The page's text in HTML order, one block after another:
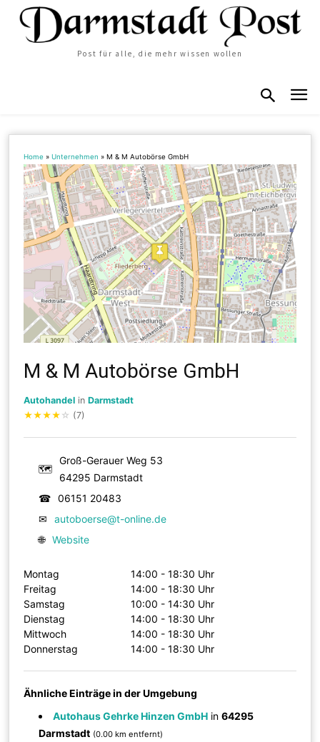
Post für alle, die mehr wissen wollen
Home »Unternehmen »M & M Autobörse GmbH
M & M Autobörse GmbH
Autohandel inDarmstadt
★★★★ ☆ (7)
🗺
Groß-Gerauer Weg 53
64295 Darmstadt
☎
06151 20483
✉
autoboerse@t-online.de
🌐 Website
Montag
14:00 - 18:30 Uhr
Freitag
14:00 - 18:30 Uhr
Samstag
10:00 - 14:30 Uhr
Dienstag
14:00 - 18:30 Uhr
Mittwoch
14:00 - 18:30 Uhr
Donnerstag
14:00 - 18:30 Uhr
Ähnliche Einträge in der Umgebung
Autohaus Gehrke Hinzen GmbH in64295
Darmstadt (0.00 km entfernt)